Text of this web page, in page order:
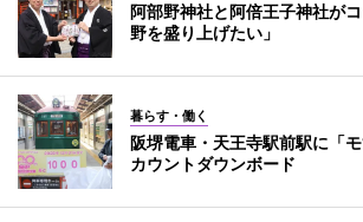
阿部野神社と阿倍王子神社が
野を盛り上げたい」
暮らす・働く
阪堺電車・天王寺駅前駅に「
カウントダウンボード